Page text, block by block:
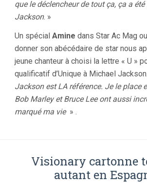
que le déclencheur de tout ça, ça a
Jackson. »
Un spécial Amine dans Star Ac Mag
donner son abécédaire de star nous
jeune chanteur à choisi la lettre « U »
qualificatif d’Unique à Michael
Jackson est LA référence. Je le place
Bob Marley et Bruce Lee ont aussi
marqué ma vie» .
Visionary cartonne
autant en